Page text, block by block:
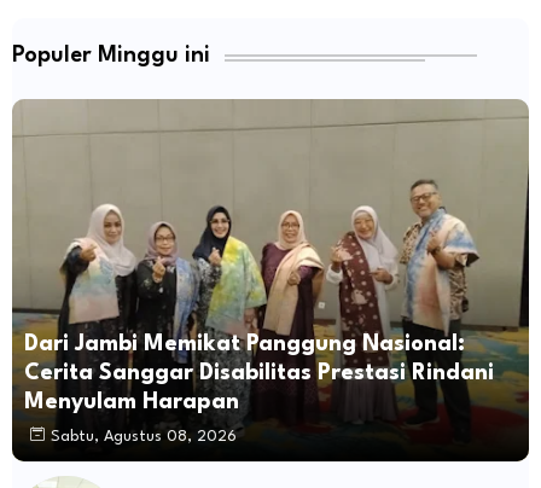
Populer Minggu ini
Dari Jambi Memikat Panggung Nasional:
Cerita Sanggar Disabilitas Prestasi Rindani
Menyulam Harapan
Sabtu, Agustus 08, 2026